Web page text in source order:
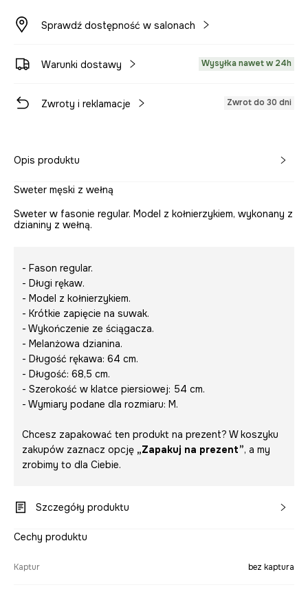
Sprawdź dostępność w salonach
Warunki dostawy Wysyłka nawet w 24h
Zwroty i reklamacje Zwrot do 30 dni
Opis produktu
Sweter męski z wełną
Sweter w fasonie regular. Model z kołnierzykiem, wykonany z
dzianiny z wełną.
- Fason regular.
- Długi rękaw.
- Model z kołnierzykiem.
- Krótkie zapięcie na suwak.
- Wykończenie ze ściągacza.
- Melanżowa dzianina.
- Długość rękawa: 64 cm.
- Długość: 68,5 cm.
- Szerokość w klatce piersiowej: 54 cm.
- Wymiary podane dla rozmiaru: M.
Chcesz zapakować ten produkt na prezent? W koszyku
zakupów zaznacz opcję „Zapakuj na prezent”, a my
zrobimy to dla Ciebie.
Szczegóły produktu
Cechy produktu
Kaptur bez kaptura